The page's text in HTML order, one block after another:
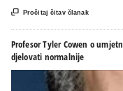
 Pročitaj čitav članak
Profesor Tyler Cowen o
djelovati normalnije